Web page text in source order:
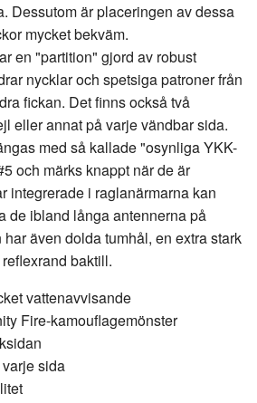
Dessutom är placeringen av dessa
mycket bekväm.
en "partition" gjord av robust
nycklar och spetsiga patroner från
fickan. Det finns också två
eller annat på varje vändbar sida.
med så kallade "osynliga YKK-
och märks knappt när de är
integrerade i raglanärmarna kan
de ibland långa antennerna på
även dolda tumhål, en extra stark
baktill.
vattenavvisande
Fire-kamouflagemönster
sida